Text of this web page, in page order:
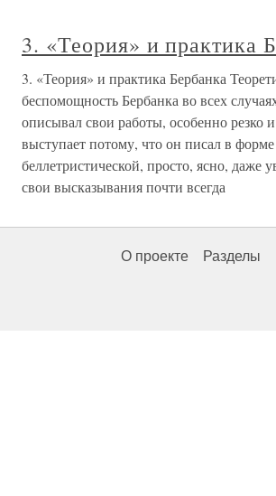
3. «Теория» и практика
3. «Теория» и практика Бербанка
беспомощность Бербанка во всех
описывал свои работы, особенно резко
выступает потому, что он писал в форме
беллетристической, просто, ясно, даже
свои высказывания почти всегда
О проекте Разделы